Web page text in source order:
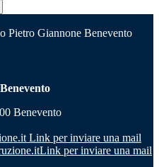
Pietro Giannone Benevento
Benevento
Link per inviare una mail
Link per inviare una mail